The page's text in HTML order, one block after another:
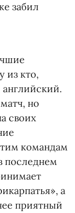
забил
из кто,
но
своих
командам
последнем
а
приятный